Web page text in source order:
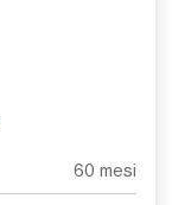
60 mesi